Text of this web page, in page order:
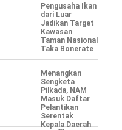
Pengusaha Ikan
dari Luar
Jadikan Target
Kawasan
Taman Nasional
Taka Bonerate
Menangkan
Sengketa
Pilkada, NAM
Masuk Daftar
Pelantikan
Serentak
Kepala Daerah